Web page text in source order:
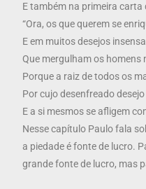
E também na primeira carta
“Ora, os que querem se
E em muitos desejos
Que mergulham os homens
Porque a raiz de todos os
Por cujo desenfreado
E a si mesmos se afligem
Nesse capítulo Paulo fala
a piedade é fonte de lucro.
grande fonte de lucro, mas